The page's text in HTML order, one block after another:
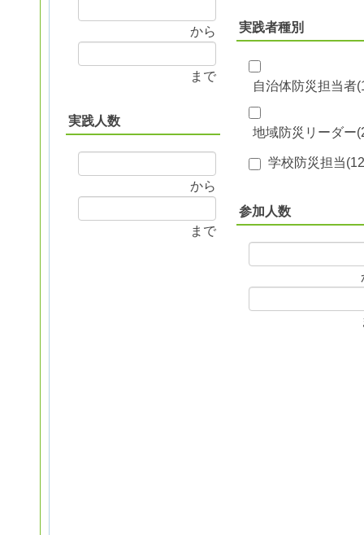
から
まで
実践者種別
自治体防災担当者(
地域防災リーダー(
学校防災担当(12
実践人数
から
まで
参加人数